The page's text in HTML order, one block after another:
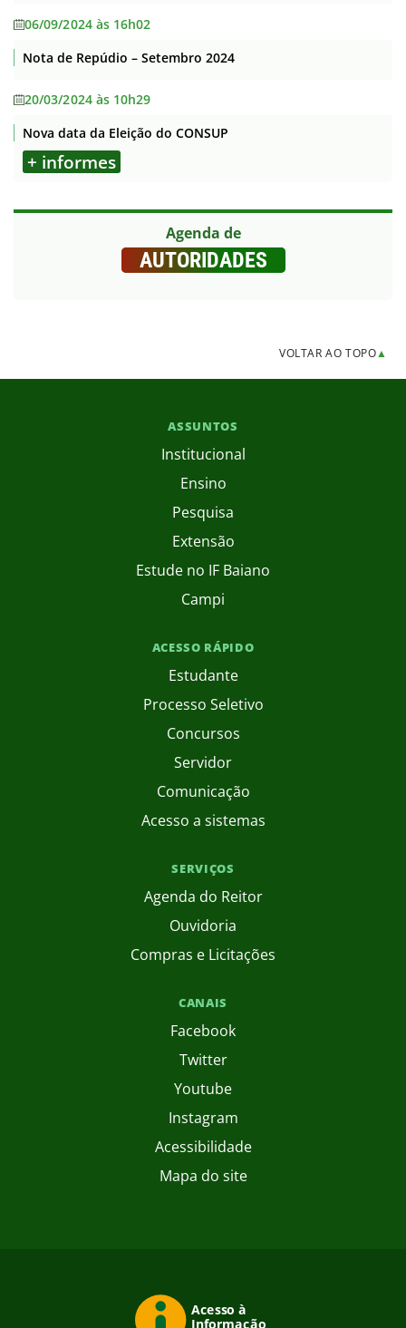
06/09/2024 às 16h02
Nota de Repúdio – Setembro 2024
20/03/2024 às 10h29
Nova data da Eleição do CONSUP
+ informes
Agenda de
AUTORIDADES
VOLTAR AO TOPO▲
ASSUNTOS
Institucional
Ensino
Pesquisa
Extensão
Estude no IF Baiano
Campi
ACESSO RÁPIDO
Estudante
Processo Seletivo
Concursos
Servidor
Comunicação
Acesso a sistemas
SERVIÇOS
Agenda do Reitor
Ouvidoria
Compras e Licitações
CANAIS
Facebook
Twitter
Youtube
Instagram
Acessibilidade
Mapa do site